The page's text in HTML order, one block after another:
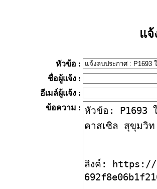
แจ้
หัวข้อ :
ชื่อผู้แจ้ง :
อีเมล์ผู้แจ้ง :
ข้อความ :